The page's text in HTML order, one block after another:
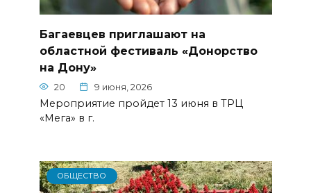
Багаевцев приглашают на
областной фестиваль «Донорство
на Дону»
20 9 июня, 2026
Мероприятие пройдет 13 июня в ТРЦ
«Мега» в г.
ОБЩЕСТВО